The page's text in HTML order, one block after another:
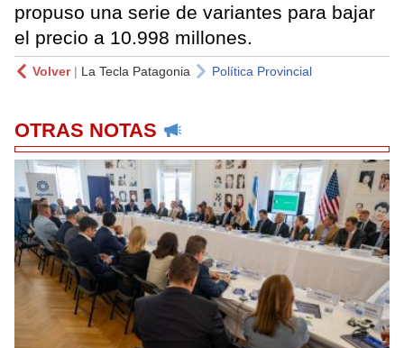
propuso una serie de variantes para bajar
el precio a 10.998 millones.
Volver| La Tecla Patagonia Política Provincial
OTRAS NOTAS